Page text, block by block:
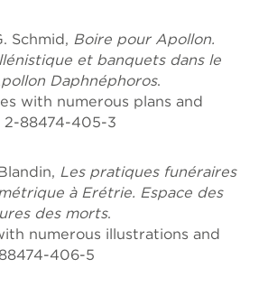
Schmid, Boire pour Apollon.
et banquets dans le
Daphnéphoros.
with numerous plans and
2-88474-405-3
Les pratiques funéraires
à Erétrie. Espace des
des morts.
numerous illustrations and
406-5